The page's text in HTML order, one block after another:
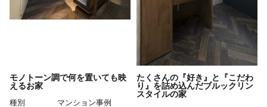
モノトーン調で何を置いても映
えるお家
種別
マンション事例
たくさんの『好き』と『こだわ
り』を詰め込んだブルックリン
スタイルの家